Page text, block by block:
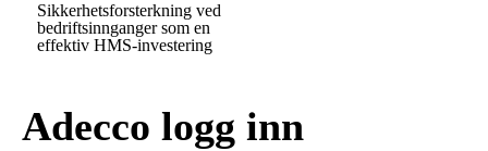
Sikkerhetsforsterkning ved
bedriftsinnganger som en
effektiv HMS-investering
Adecco logg inn